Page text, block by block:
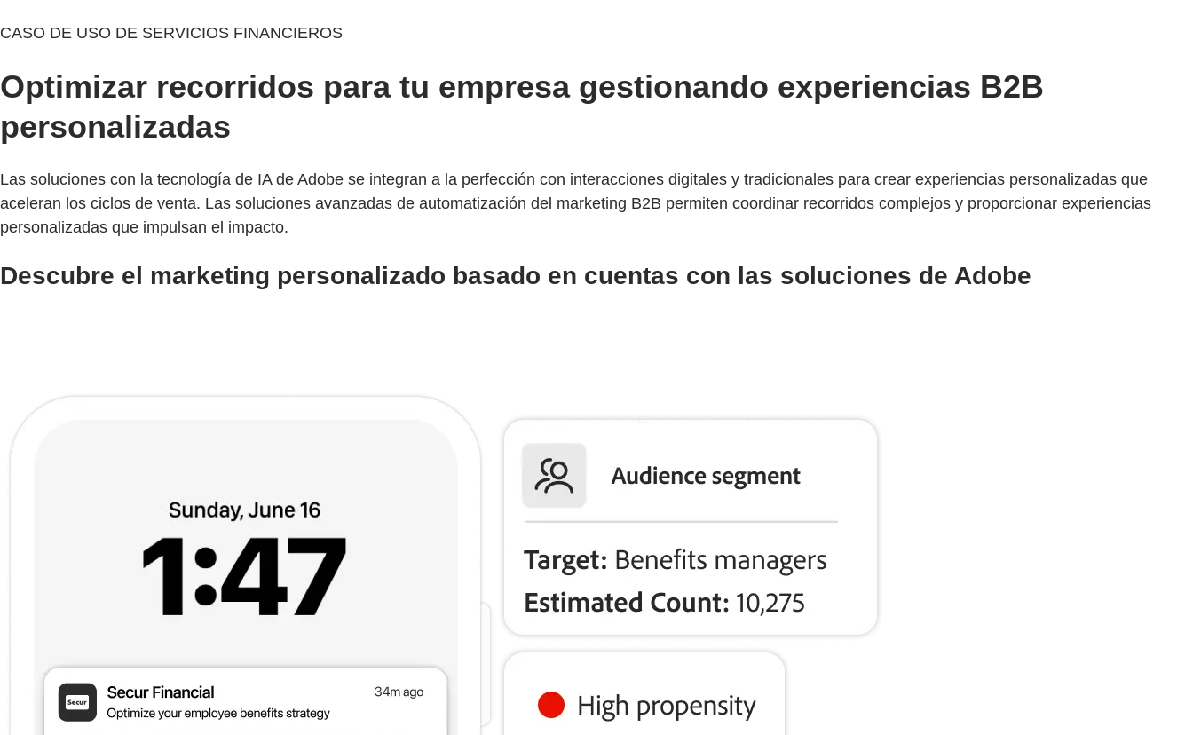
CASO DE USO DE SERVICIOS FINANCIEROS
Optimizar recorridos para tu empresa gestionando experiencias B2B
personalizadas
Las soluciones con la tecnología de IA de Adobe se integran a la perfección con interacciones digitales y tradicionales para crear experiencias personalizadas que
aceleran los ciclos de venta. Las soluciones avanzadas de automatización del marketing B2B permiten coordinar recorridos complejos y proporcionar experiencias
personalizadas que impulsan el impacto.
Descubre el marketing personalizado basado en cuentas con las soluciones de Adobe